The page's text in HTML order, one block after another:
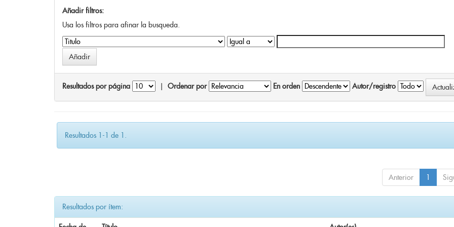
Añadir filtros:
Usa los filtros para afinar la busqueda.
Resultados por página Ordenar por En orden Autor/registro
Resultados 1-1 de 1.
Anterior 1
Resultados por ítem: